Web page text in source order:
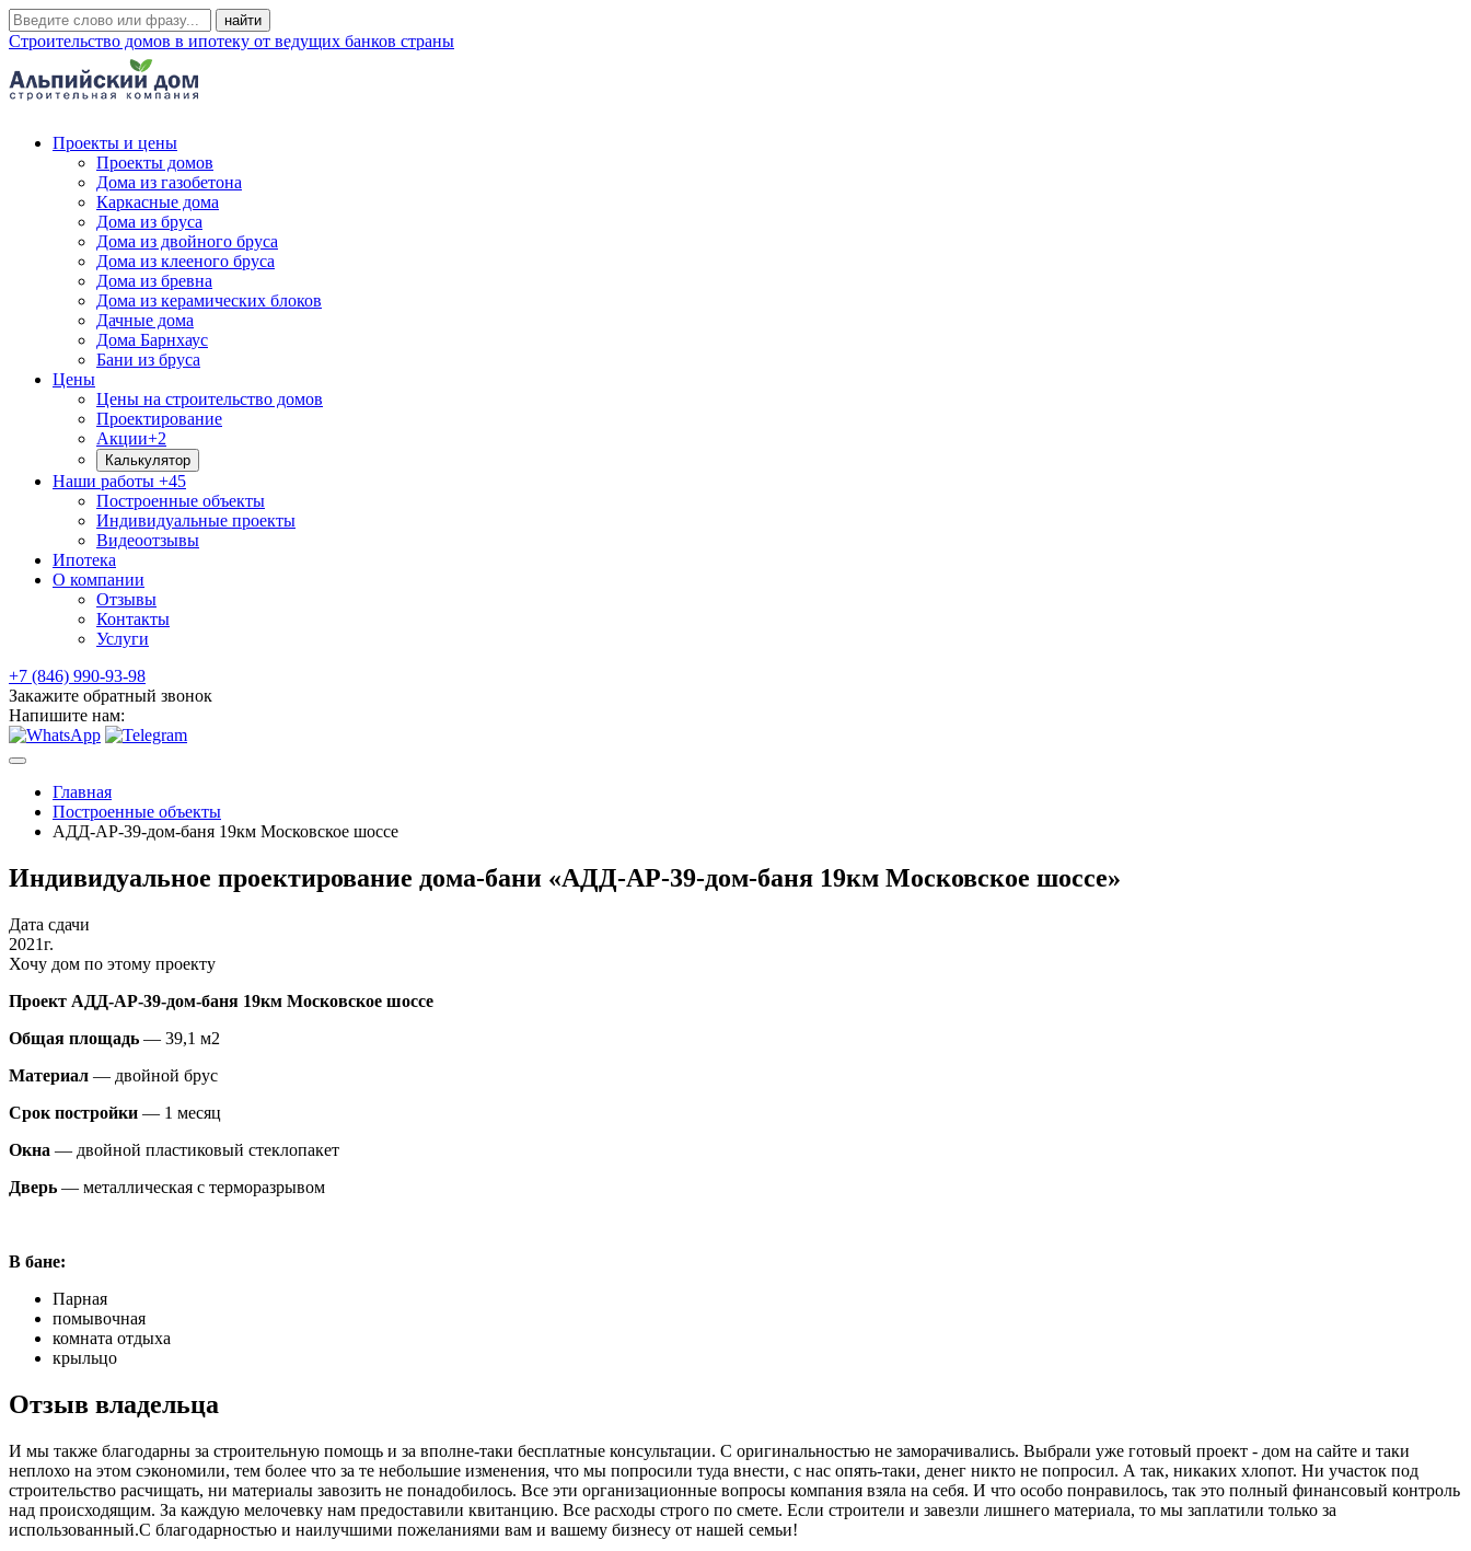
Строительство домов в ипотеку от ведущих банков страны
Проекты и цены
Проекты домов
Дома из газобетона
Каркасные дома
Дома из бруса
Дома из двойного бруса
Дома из клееного бруса
Дома из бревна
Дома из керамических блоков
Дачные дома
Дома Барнхаус
Бани из бруса
Цены
Цены на строительство домов
Проектирование
Акции+2
Калькулятор
Наши работы +45
Построенные объекты
Индивидуальные проекты
Видеоотзывы
Ипотека
О компании
Отзывы
Контакты
Услуги
+7 (846) 990-93-98
Закажите обратный звонок
Напишите нам:
Главная
Построенные объекты
АДД-АР-39-дом-баня 19км Московское шоссе
Индивидуальное проектирование дома-бани «АДД-АР-39-дом-баня 19км Московское шоссе»
Дата сдачи
2021г.
Хочу дом по этому проекту
Проект АДД-АР-39-дом-баня 19км Московское шоссе
Общая площадь — 39,1 м2
Материал — двойной брус
Срок постройки — 1 месяц
Окна — двойной пластиковый стеклопакет
Дверь — металлическая с терморазрывом
В бане:
Парная
помывочная
комната отдыха
крыльцо
Отзыв владельца
И мы также благодарны за строительную помощь и за вполне-таки бесплатные консультации. С оригинальностью не заморачивались. Выбрали уже готовый проект - дом на сайте и таки
неплохо на этом сэкономили, тем более что за те небольшие изменения, что мы попросили туда внести, с нас опять-таки, денег никто не попросил. А так, никаких хлопот. Ни участок под
строительство расчищать, ни материалы завозить не понадобилось. Все эти организационные вопросы компания взяла на себя. И что особо понравилось, так это полный финансовый контроль
над происходящим. За каждую мелочевку нам предоставили квитанцию. Все расходы строго по смете. Если строители и завезли лишнего материала, то мы заплатили только за
использованный.С благодарностью и наилучшими пожеланиями вам и вашему бизнесу от нашей семьи!